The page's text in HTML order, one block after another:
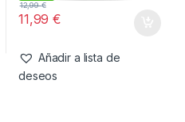
11,99€
12,99€
Añadir a lista de
deseos